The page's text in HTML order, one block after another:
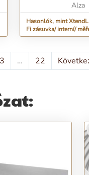
Alza
Hasonlók, mint
Fi zásuvka/ interní/
TUYA
3 … 22